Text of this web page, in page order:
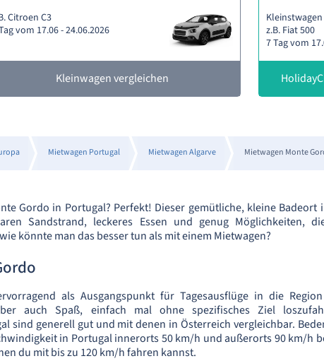
Citroen C3
vom 17.06 - 24.06.2026
Kleinwagen vergleichen
Kleinstwagen
z.B. Fiat 500
7 Tag vom
Mietwagen Portugal Mietwagen Algarve Mietwagen Monte
Gordo in Portugal? Perfekt! Dieser gemütliche, kleine Badeort
Sandstrand, leckeres Essen und genug Möglichkeiten,
könnte man das besser tun als mit einem Mietwagen?
als Ausgangspunkt für Tagesausflüge in die Region
auch Spaß, einfach mal ohne spezifisches Ziel
sind generell gut und mit denen in Österreich vergleichbar.
in Portugal innerorts 50 km/h und außerorts 90 km/h
du mit bis zu 120 km/h fahren kannst.